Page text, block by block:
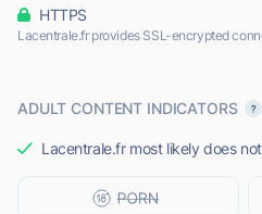
HTTPS
Lacentrale.fr provides SSL-encrypted
ADULT CONTENT INDICATORS
Lacentrale.fr most likely does